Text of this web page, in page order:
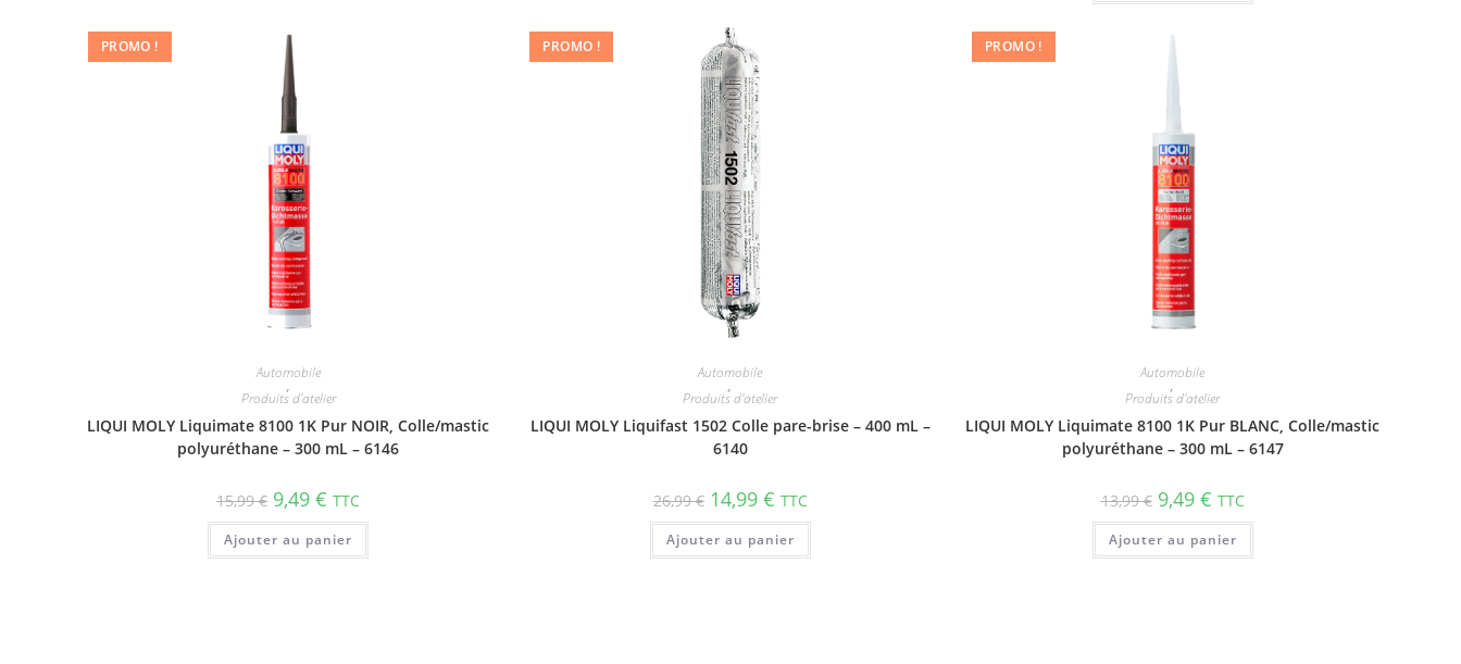
PROMO !
Automobile
,
Produits d'atelier
LIQUI MOLY Liquimate 8100 1K Pur NOIR, Colle/mastic
polyuréthane – 300 mL – 6146
15,99€ 9,49€ TTC
Ajouter au panier
PROMO !
Automobile
,
Produits d'atelier
LIQUI MOLY Liquifast 1502 Colle pare-brise – 400 mL –
6140
26,99€ 14,99 € TTC
Ajouter au panier
PROMO !
Automobile
,
Produits d'atelier
LIQUI MOLY Liquimate 8100 1K Pur BLANC, Colle/mastic
polyuréthane – 300 mL – 6147
13,99€ 9,49 € TTC
Ajouter au panier